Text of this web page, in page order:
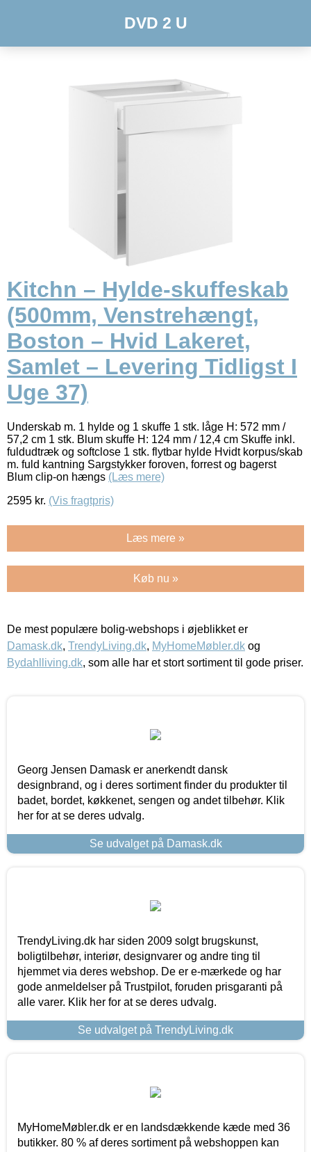
DVD 2 U
Kitchn – Hylde-skuffeskab
(500mm, Venstrehængt,
Boston – Hvid Lakeret,
Samlet – Levering Tidligst I
Uge 37)
Underskab m. 1 hylde og 1 skuffe 1 stk. låge H: 572 mm /
57,2 cm 1 stk. Blum skuffe H: 124 mm / 12,4 cm Skuffe inkl.
fuldudtræk og softclose 1 stk. flytbar hylde Hvidt korpus/skab
m. fuld kantning Sargstykker foroven, forrest og bagerst
Blum clip-on hængs (Læs mere)
2595 kr. (Vis fragtpris)
Læs mere »
Køb nu »
De mest populære bolig-webshops i øjeblikket er
Damask.dk, TrendyLiving.dk, MyHomeMøbler.dk og
Bydahlliving.dk, som alle har et stort sortiment til gode priser.
Georg Jensen Damask er anerkendt dansk
designbrand, og i deres sortiment finder du produkter til
badet, bordet, køkkenet, sengen og andet tilbehør. Klik
her for at se deres udvalg.
Se udvalget på Damask.dk
TrendyLiving.dk har siden 2009 solgt brugskunst,
boligtilbehør, interiør, designvarer og andre ting til
hjemmet via deres webshop. De er e-mærkede og har
gode anmeldelser på Trustpilot, foruden prisgaranti på
alle varer. Klik her for at se deres udvalg.
Se udvalget på TrendyLiving.dk
MyHomeMøbler.dk er en landsdækkende kæde med 36
butikker. 80 % af deres sortiment på webshoppen kan